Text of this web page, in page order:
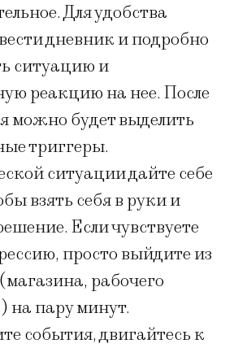
Для удобства
дневник и подробно
ситуацию и
реакцию на нее. После
можно будет выделить
триггеры.
ситуации дайте себе
взять себя в руки и
Если чувствуете
просто выйдите из
рабочего
на пару минут.
события, двигайтесь к